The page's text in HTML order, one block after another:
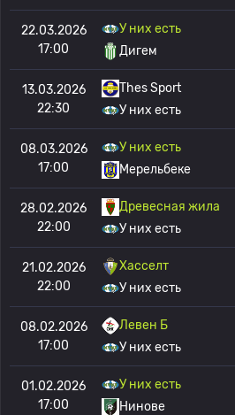
22.03.2026
17:00
У них есть
Дигем
13.03.2026
22:30
Thes Sport
У них есть
08.03.2026
17:00
У них есть
Мерельбеке
28.02.2026
22:00
Древесная жила
У них есть
21.02.2026
22:00
Хасселт
У них есть
08.02.2026
17:00
Левен Б
У них есть
01.02.2026
17:00
У них есть
Нинове